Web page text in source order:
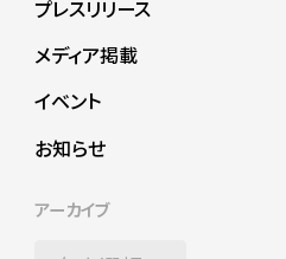
プレスリリース
メディア掲載
イベント
お知らせ
アーカイブ